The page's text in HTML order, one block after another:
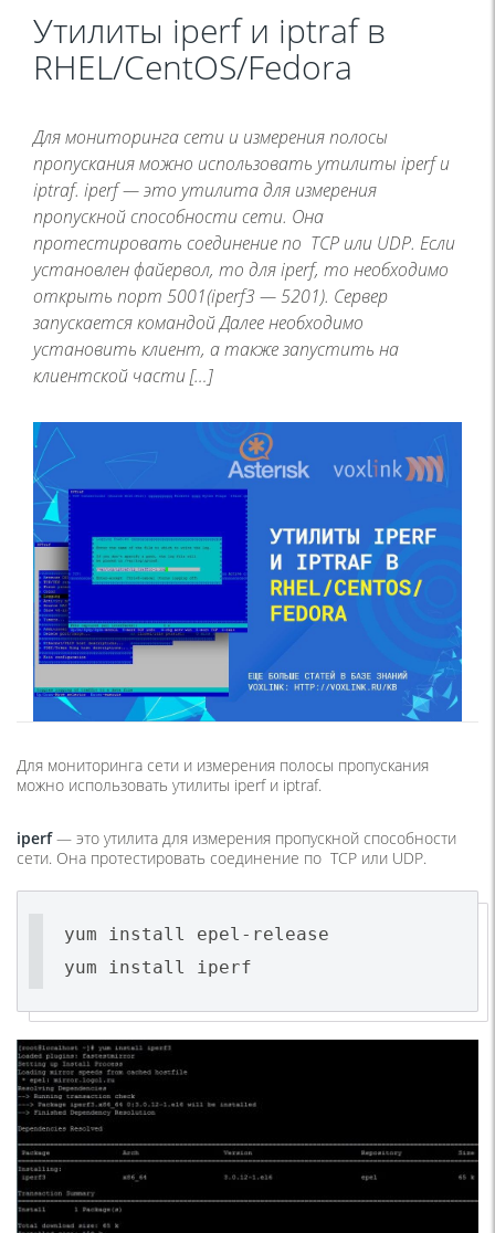
Утилиты iperf и iptraf в
RHEL/CentOS/Fedora
Для мониторинга сети и измерения полосы
пропускания можно использовать утилиты iperf и
iptraf. iperf — это утилита для измерения
пропускной способности сети. Она
протестировать соединение по TCP или UDP. Если
установлен файервол, то для iperf, то необходимо
открыть порт 5001(iperf3 — 5201). Сервер
запускается командой Далее необходимо
установить клиент, а также запустить на
клиентской части […]
Для мониторинга сети и измерения полосы пропускания
можно использовать утилиты iperf и iptraf.
iperf— это утилита для измерения пропускной способности
сети. Она протестировать соединение по TCP или UDP.
yum install epel-release
yum install iperf